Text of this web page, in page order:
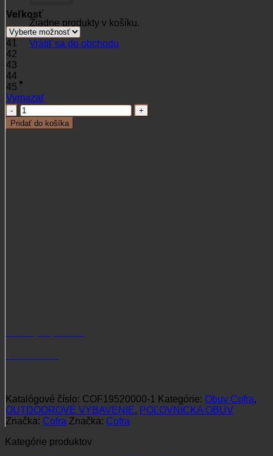
Žiadne produkty v košíku.
Vrátiť sa do obchodu
Veľkosť
41
42
43
44
45
Vymazať
množstvo
Topánky
Cofra
Pridať do košíka
Katalógové číslo: COF19520000-1 Kategórie: Obuv Cofra,
OUTDOOROVÉ VYBAVENIE, POĽOVNÍCKA OBUV
Značka: Cofra Značka: Cofra
Kategórie produktov